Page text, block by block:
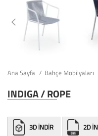
Ana Sayfa Bahçe Mobilyaları
INDIGA / ROPE
3D İNDİR 2D